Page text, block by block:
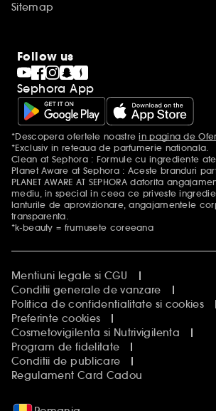
Sitemap
Follow us
Sephora App
Mentiuni aditionale
*Descopera ofertele noastrein pagina de
*Exclusiv in reteaua de parfumerie nationala.
Clean at Sephora : Formule cu ingrediente
Planet Aware at Sephora : Aceste branduri
PLANET AWARE AT SEPHORA datorita
mediu, in special in ceea ce priveste
lanturile de aprovizionare, angajamentele
transparenta.
*k-beauty = frumusete coreeana
Mentiuni legale si CGU
Conditii generale de vanzare
Politica de confidentialitate si cookies
Preferinte cookies
Cosmetovigilenta si Nutrivigilenta
Program de fidelitate
Conditii de publicare
Regulament Card Cadou